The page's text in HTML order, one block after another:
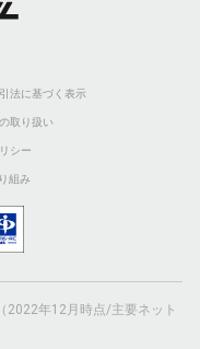
法に基づく表示
取り扱い
シー
組み
2022年12月時点/主要ネット